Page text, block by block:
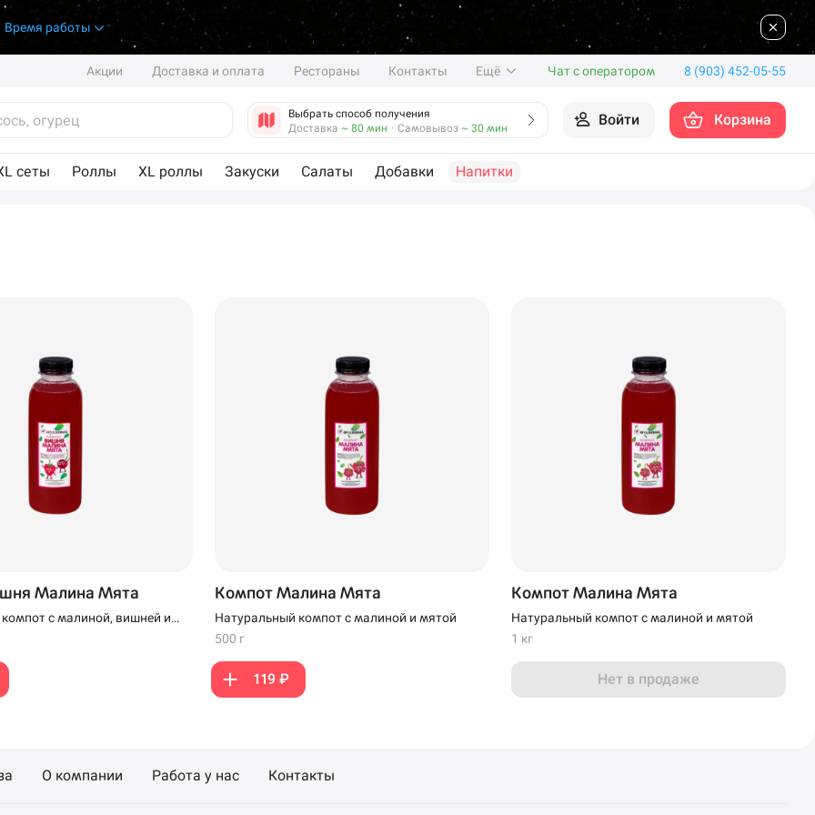
Время работы
Акции Доставка и оплата Рестораны Контакты Ещё Чат с оператором 8 (903) 452-05-55
Выбрать способ получения
Доставка ~ 80 мин · Самовывоз ~ 30 мин Войти Корзина
сеты Роллы XL роллы Закуски Салаты Добавки Напитки
Малина Мята
с малиной, вишней и
Компот Малина Мята
Натуральный компот с малиной и мятой
500 г
119 ₽
Компот Малина Мята
Натуральный компот с малиной и мятой
1 кг
Нет в продаже
О компании Работа у нас Контакты
Самовывоз